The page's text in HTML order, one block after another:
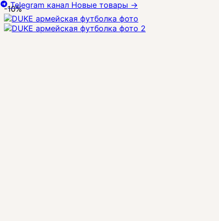
-10%
Telegram канал Новые товары →